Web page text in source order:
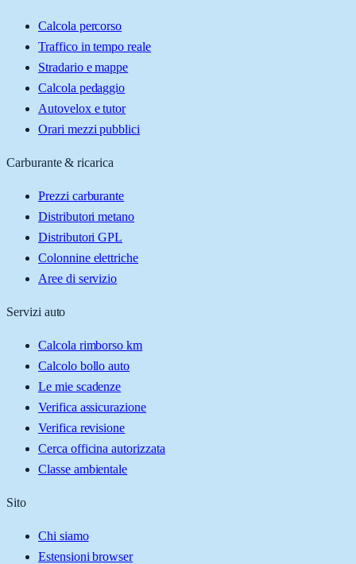
Calcola percorso
Traffico in tempo reale
Stradario e mappe
Calcola pedaggio
Autovelox e tutor
Orari mezzi pubblici
Carburante & ricarica
Prezzi carburante
Distributori metano
Distributori GPL
Colonnine elettriche
Aree di servizio
Servizi auto
Calcola rimborso km
Calcolo bollo auto
Le mie scadenze
Verifica assicurazione
Verifica revisione
Cerca officina autorizzata
Classe ambientale
Sito
Chi siamo
Estensioni browser